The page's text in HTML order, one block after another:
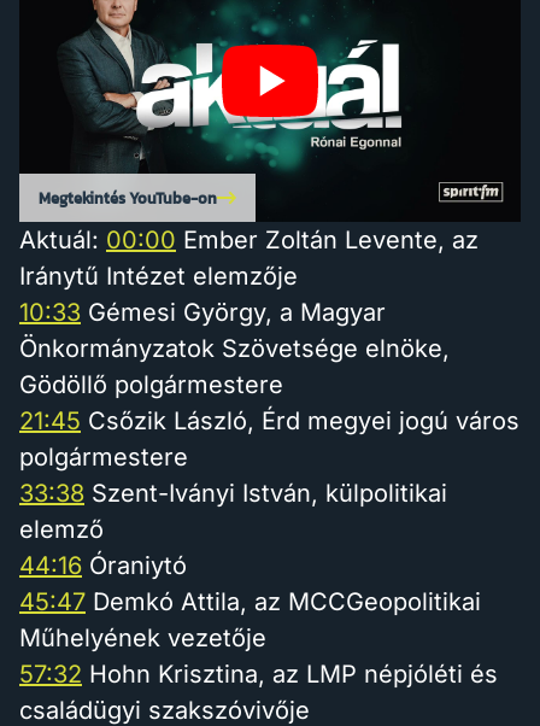
Megtekintés YouTube-on
Aktuál: 00:00 Ember Zoltán Levente, az
Iránytű Intézet elemzője
10:33 Gémesi György, a Magyar
Önkormányzatok Szövetsége elnöke,
Gödöllő polgármestere
21:45 Csőzik László, Érd megyei jogú város
polgármestere
33:38 Szent-Iványi István, külpolitikai
elemző
44:16 Óraniytó
45:47 Demkó Attila, az MCCGeopolitikai
Műhelyének vezetője
57:32 Hohn Krisztina, az LMP népjóléti és
családügyi szakszóvivője